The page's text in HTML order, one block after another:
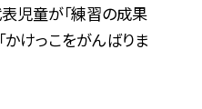
児童が「練習の成果
かけっこをがんばりま